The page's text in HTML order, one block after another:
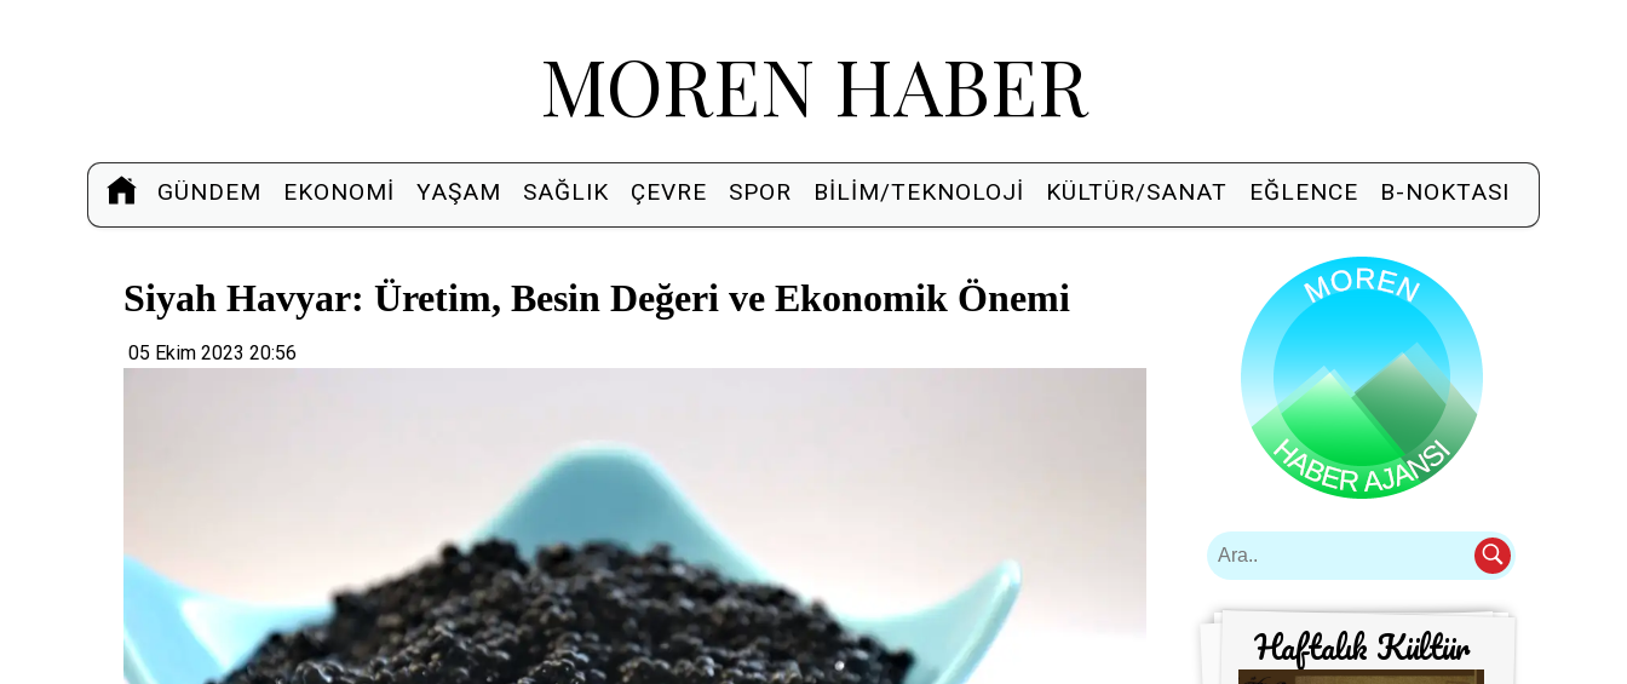
MOREN HABER
GÜNDEM EKONOMI YAŞAM SAĞLIK ÇEVRE SPOR BILIM/TEKNOLOJI KÜLTÜR/SANAT EĞLENCE B-NOKTASI
Siyah Havyar: Üretim, Besin Değeri ve Ekonomik Önemi
05 Ekim 2023 20:56
Haftalık Kültür